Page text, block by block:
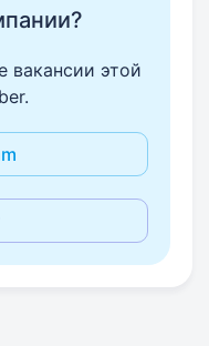
вакансии этой